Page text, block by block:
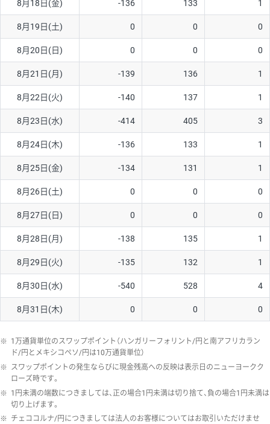
8月18日(金) -136 133 1
8月19日(土) 0 0 0
8月20日(日) 0 0 0
8月21日(月) -139 136 1
8月22日(火) -140 137 1
8月23日(水) -414 405 3
8月24日(木) -136 133 1
8月25日(金) -134 131 1
8月26日(土) 0 0 0
8月27日(日) 0 0 0
8月28日(月) -138 135 1
8月29日(火) -135 132 1
8月30日(水) -540 528 4
8月31日(木) 0 0 0
※ 1万通貨単位のスワップポイント（ハンガリーフォリント/円と南アフリカラン
ド/円とメキシコペソ/円は10万通貨単位）
※ スワップポイントの発生ならびに現金残高への反映は表示日のニューヨークク
ローズ時です。
※ 1円未満の端数につきましては、正の場合1円未満は切り捨て、負の場合1円未満は
切り上げます。
※ チェココルナ/円につきましては法人のお客様についてはお取引いただけませ